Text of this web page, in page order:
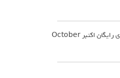
سیستم مدیریت محتوای رایگان اکتبر October